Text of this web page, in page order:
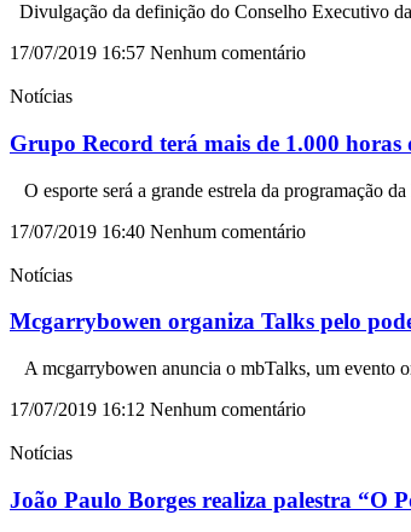
Divulgação da definição do Conselho Executivo
17/07/2019 16:57 Nenhum comentário
Notícias
Grupo Record terá mais de 1.000
O esporte será a grande estrela da programação
17/07/2019 16:40 Nenhum comentário
Notícias
Mcgarrybowen organiza Talks pelo
A mcgarrybowen anuncia o mbTalks, um evento
17/07/2019 16:12 Nenhum comentário
Notícias
João Paulo Borges realiza palestra “O